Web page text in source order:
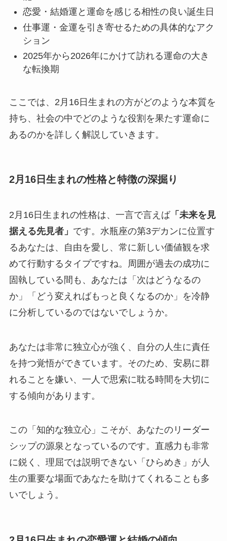
恋愛・結婚運と運命を感じる相性の良い誕生日
仕事運・金運を引き寄せるための具体的なアク
ション
2025年から2026年にかけて訪れる運命の大き
な転換期
ここでは、2月16日生まれの方がどのような本質を
持ち、社会の中でどのような役割を果たす運命に
あるのかを詳しく解説していきます。
2月16日生まれの性格と特徴の深掘り
2月16日生まれの性格は、一言で言えば「未来を見
据える先見者」 です。水瓶座の第3デカンに位置す
るあなたは、自由を愛し、常に新しい価値観を求
めて行動するタイプですね。周囲が過去の成功に
固執している間も、あなたは「次はどうなるの
か」「どう変えればもっと良くなるのか」を冷静
に分析しているのではないでしょうか。
あなたは非常に独立心が強く、自分の人生に責任
を持つ覚悟ができています。そのため、安易に群
れることを嫌い、一人で思索に耽る時間を大切に
する傾向があります。
この「知的な独立心」こそが、あなたのリーダー
シップの源泉となっているのです。直感力も非常
に鋭く、理屈では説明できない「ひらめき」が人
生の重要な場面であなたを助けてくれることも多
いでしょう。